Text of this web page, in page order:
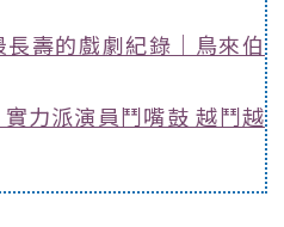
壽的戲劇紀錄｜鳥來伯
力派演員鬥嘴鼓 越鬥越